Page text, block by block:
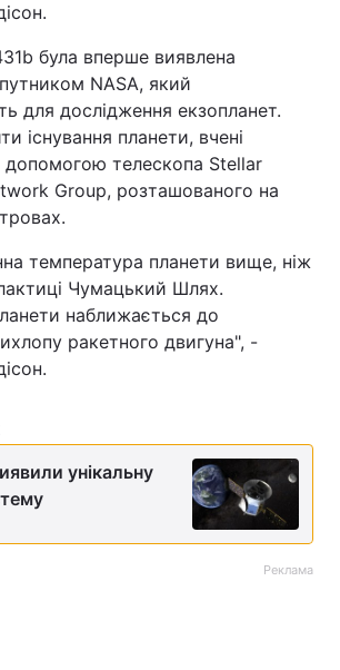
була вперше виявлена
NASA, який
для дослідження екзопланет.
існування планети, вчені
допомогою телескопа Stellar
Group, розташованого на
температура планети вище, ніж
Чумацький Шлях.
наближається до
ракетного двигуна", -
унікальну
Реклама